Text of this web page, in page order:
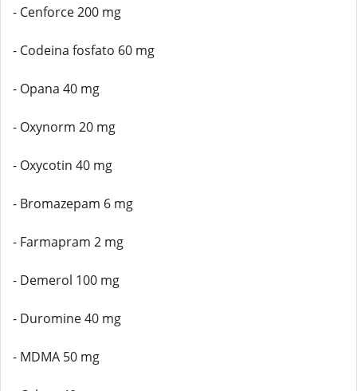
- Cenforce 200 mg
- Codeina fosfato 60 mg
- Opana 40 mg
- Oxynorm 20 mg
- Oxycotin 40 mg
- Bromazepam 6 mg
- Farmapram 2 mg
- Demerol 100 mg
- Duromine 40 mg
- MDMA 50 mg